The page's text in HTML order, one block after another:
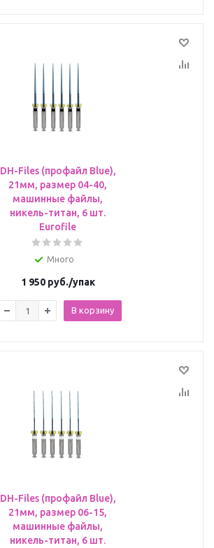
DH-Files (профайл Blue),
21мм, размер 04-40,
машинные файлы,
никель-титан, 6 шт.
Eurofile
Много
1 950руб./упак
В корзину
DH-Files (профайл Blue),
21мм, размер 06-15,
машинные файлы,
никель-титан, 6 шт.